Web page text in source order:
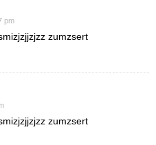
pm
zumzsert
zumzsert